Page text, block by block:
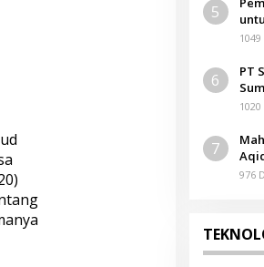
5
6
PT
7
976